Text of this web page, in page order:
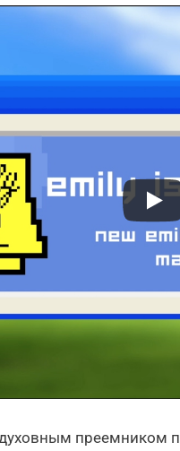
преемником